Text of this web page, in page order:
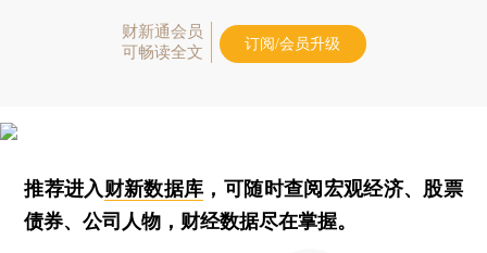
财新通会员
可畅读全文
订阅/会员升级
推荐进入财新数据库 ，可随时查阅宏观经济、股票
债券、公司人物，财经数据尽在掌握。